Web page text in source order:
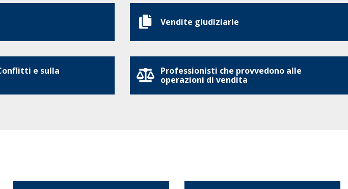
Vendite giudiziarie
e sulla
Professionisti che provvedono alle
operazioni di vendita